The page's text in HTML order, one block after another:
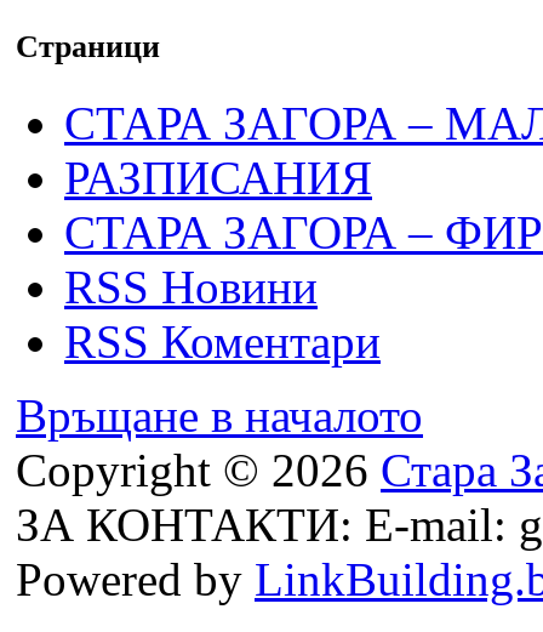
Страници
СТАРА ЗАГОРА –
РАЗПИСАНИЯ
СТАРА ЗАГОРА –
RSS Новини
RSS Коментари
Връщане в началото
Copyright © 2026 Стара
ЗА КОНТАКТИ: E-mail:
Powered by